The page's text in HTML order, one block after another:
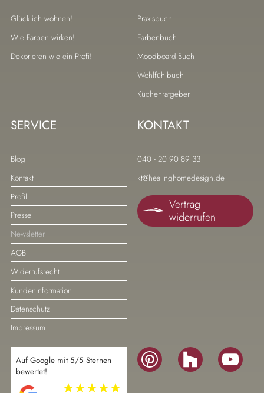
Navigation
überspringen
Glücklich wohnen!
Wie Farben wirken!
Dekorieren wie ein Profi!
Navigation
überspringen
Praxisbuch
Farbenbuch
Moodboard-Buch
Wohlfühlbuch
Küchenratgeber
SERVICE
Navigation
überspringen
Blog
Kontakt
Profil
Presse
Newsletter
AGB
Widerrufsrecht
Kundeninformation
Datenschutz
Impressum
KONTAKT
Navigation
überspringen
040 - 20 90 89 33
kt@healinghomedesign.de
Vertrag
widerrufen
Auf Google mit 5/5 Sternen
bewertet!
Navigation
Navigation
überspringen